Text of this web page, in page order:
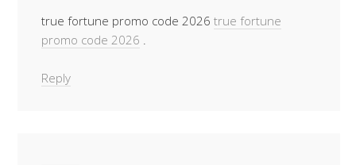
true fortune promo code 2026 true fortune
promo code 2026
Reply